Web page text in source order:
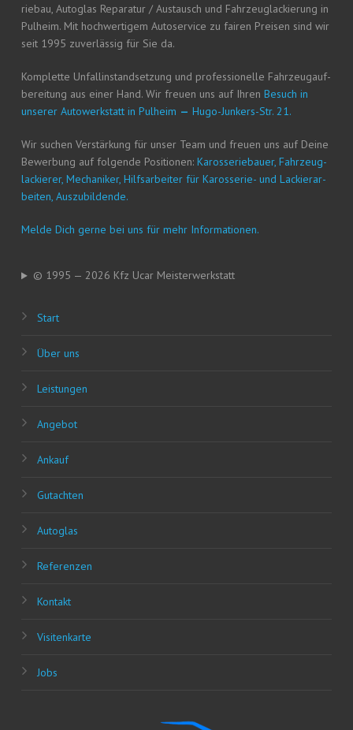
rie­bau, Auto­glas Repa­ra­tur / Aus­tausch und Fahr­zeug­la­ckie­rung in
Pul­heim. Mit hoch­wer­ti­gem Auto­ser­vice zu fai­ren Prei­sen sind wir
seit 1995 zuver­läs­sig für Sie da.
Kom­plet­te Unfall­in­stand­set­zung und pro­fes­sio­nel­le Fahr­zeug­auf­
be­rei­tung aus einer Hand. Wir freu­en uns auf Ihren Besuch in
unse­rer Auto­werk­statt in Pul­heim — Hugo-Jun­kers-Str. 21.
Wir suchen Ver­stär­kung für unser Team und freu­en uns auf Dei­ne
Bewer­bung auf fol­gen­de Posi­tio­nen: Karos­se­rie­bau­er, Fahr­zeug­
la­ckie­rer, Mecha­ni­ker, Hilfs­ar­bei­ter für Karos­se­rie- und Lackier­ar­
bei­ten, Auszubildende.
Mel­de Dich ger­ne bei uns für mehr Informationen.
© 1995 — 2026 Kfz Ucar Meisterwerkstatt
Start
Über uns
Leis­tun­gen
Ange­bot
Ankauf
Gut­ach­ten
Auto­glas
Refe­ren­zen
Kon­takt
Visi­ten­kar­te
Jobs